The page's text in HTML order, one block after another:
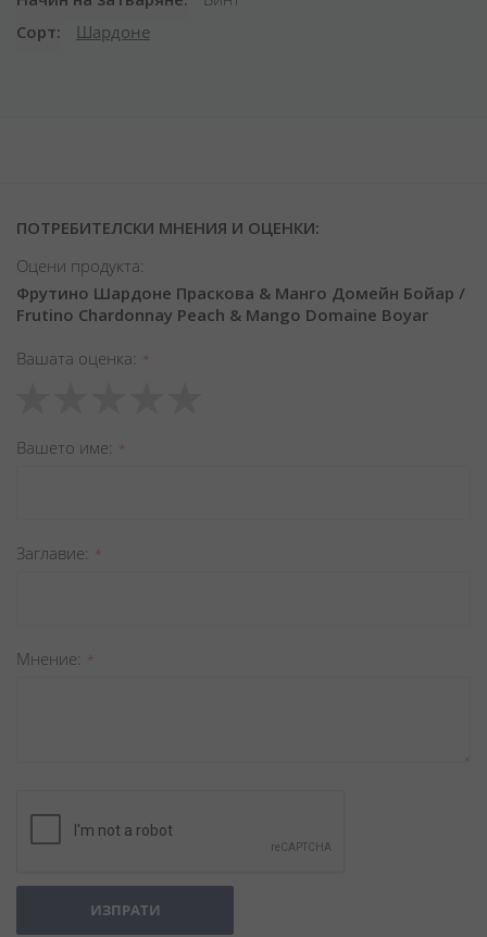
Сорт
Шардоне
ПОТРЕБИТЕЛСКИ МНЕНИЯ И ОЦЕНКИ:
Оцени продукта:
Фрутино Шардоне Праскова & Манго Домейн Бойар /
Frutino Chardonnay Peach & Mango Domaine Boyar
Вашата оценка
star
stars
stars
stars
stars
Вашето име
Заглавиe
Мнение
ИЗПРАТИ